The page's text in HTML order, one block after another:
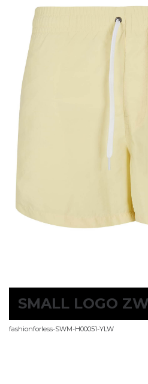
SMALL LOGO
fashionforless-SWM-H00051-YLW